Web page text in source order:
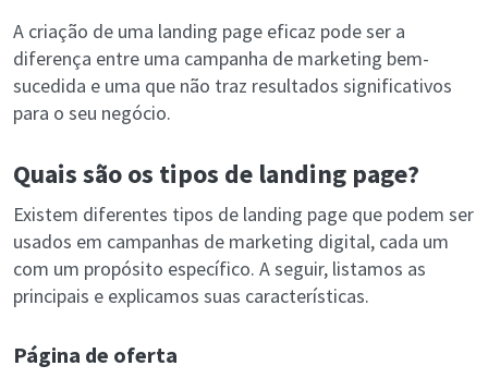
A criação de uma landing page eficaz pode ser a
diferença entre uma campanha de marketing bem-
sucedida e uma que não traz resultados significativos
para o seu negócio.
Quais são os tipos de landing page?
Existem diferentes tipos de landing page que podem ser
usados em campanhas de marketing digital, cada um
com um propósito específico. A seguir, listamos as
principais e explicamos suas características.
Página de oferta